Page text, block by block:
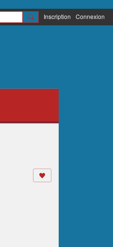
Inscription Connexion